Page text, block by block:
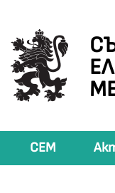
СЕМ